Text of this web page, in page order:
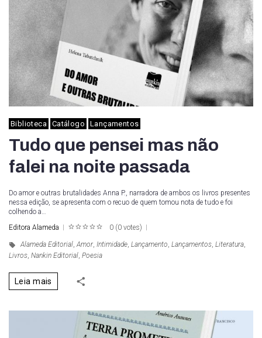
Biblioteca Catálogo Lançamentos
Tudo que pensei mas não
falei na noite passada
Do amor e outras brutalidades Anna P., narradora de ambos os livros presentes
nessa edição, se apresenta com o recuo de quem tomou nota de tudo e foi
colhendo a…
Editora Alameda
0 (0 votes)
Alameda Editorial Amor, Intimidade Lançamento Lançamentos Literatura
Livros Nankin Editorial Poesia
Leia mais